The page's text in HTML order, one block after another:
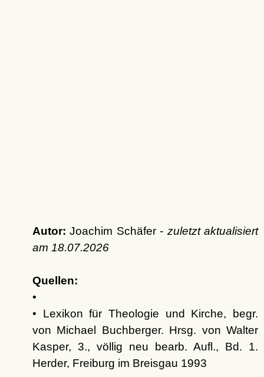
Autor: Joachim Schäfer - zuletzt aktualisiert
am 18.07.2026
Quellen:
•
• Lexikon für Theologie und Kirche, begr.
von Michael Buchberger. Hrsg. von Walter
Kasper, 3., völlig neu bearb. Aufl., Bd. 1.
Herder, Freiburg im Breisgau 1993